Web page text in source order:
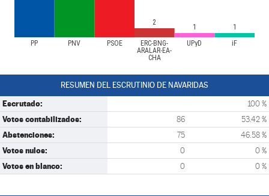
PP PNV PSOE
ERC-BNG-
ARALAR-EA-
CHA
UPyD iF
2
1 1
RESUMEN DEL ESCRUTINIO DE NAVARIDAS
Escrutado: 100 %
Votos contabilizados: 86 53.42 %
Abstenciones: 75 46.58 %
Votos nulos: 0 0 %
Votos en blanco: 0 0 %